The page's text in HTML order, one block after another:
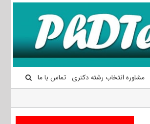
مشاوره انتخاب رشته دکتری تماس با ما